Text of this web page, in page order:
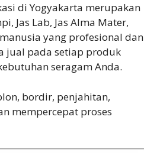
di Yogyakarta merupakan
Jas Lab, Jas Alma Mater,
yang profesional dan
jual pada setiap produk
seragam Anda.
bordir, penjahitan,
mempercepat proses